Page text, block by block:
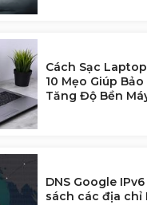
Cách Sạc
10 Mẹo Giúp Bảo
Tăng Độ Bền
DNS Google
sách các địa chỉ